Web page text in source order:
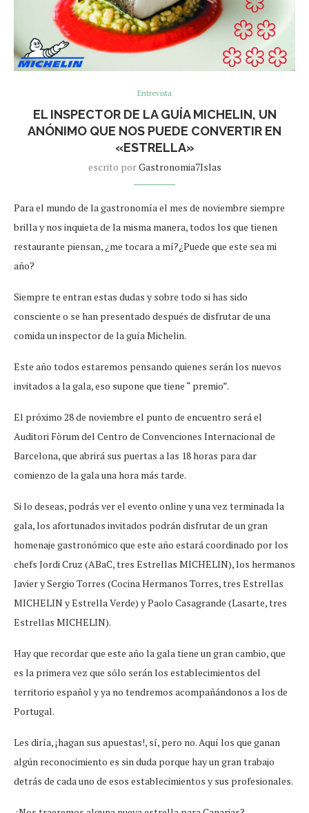
Entrevista
EL INSPECTOR DE LA GUÍA MICHELIN, UN
ANÓNIMO QUE NOS PUEDE CONVERTIR EN
«ESTRELLA»
escrito porGastronomia7Islas
Para el mundo de la gastronomía el mes de noviembre siempre
brilla y nos inquieta de la misma manera, todos los que tienen
restaurante piensan, ¿me tocara a mí?¿Puede que este sea mi
año?
Siempre te entran estas dudas y sobre todo si has sido
consciente o se han presentado después de disfrutar de una
comida un inspector de la guía Michelin.
Este año todos estaremos pensando quienes serán los nuevos
invitados a la gala, eso supone que tiene “ premio”.
El próximo 28 de noviembre el punto de encuentro será el
Auditori Fòrum del Centro de Convenciones Internacional de
Barcelona, que abrirá sus puertas a las 18 horas para dar
comienzo de la gala una hora más tarde.
Si lo deseas, podrás ver el evento online y una vez terminada la
gala, los afortunados invitados podrán disfrutar de un gran
homenaje gastronómico que este año estará coordinado por los
chefs Jordi Cruz (ABaC, tres Estrellas MICHELIN), los hermanos
Javier y Sergio Torres (Cocina Hermanos Torres, tres Estrellas
MICHELIN y Estrella Verde) y Paolo Casagrande (Lasarte, tres
Estrellas MICHELIN).
Hay que recordar que este año la gala tiene un gran cambio, que
es la primera vez que sólo serán los establecimientos del
territorio español y ya no tendremos acompañándonos a los de
Portugal.
Les diría, ¡hagan sus apuestas!, sí, pero no. Aquí los que ganan
algún reconocimiento es sin duda porque hay un gran trabajo
detrás de cada uno de esos establecimientos y sus profesionales.